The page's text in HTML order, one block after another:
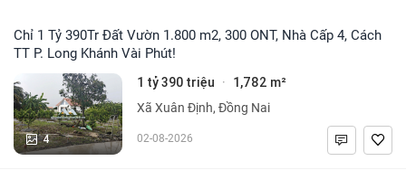
Chỉ 1 Tỷ 390Tr Đất Vườn 1.800 m2, 300 ONT, Nhà Cấp 4, Cách
TT P. Long Khánh Vài Phút!
4
1 tỷ 390 triệu · 1,782 m²
Xã Xuân Định, Đồng Nai
02-08-2026